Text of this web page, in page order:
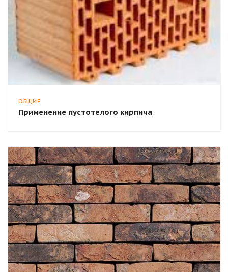
ОБЩИЕ
Применение пустотелого кирпича